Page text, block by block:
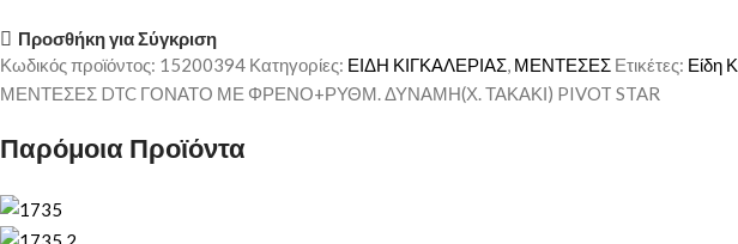
Προσθήκη για Σύγκριση
Κωδικός προϊόντος: 15200394 Κατηγορίες: ΕΙΔΗ ΚΙΓΚΑΛΕΡΙΑΣ, ΜΕΝΤΕΣΕΣ Ετικέτες: Είδη
ΜΕΝΤΕΣΕΣ DTC ΓΟΝΑΤΟ ΜΕ ΦΡΕΝΟ+ΡΥΘΜ. ΔΥΝΑΜΗ(Χ. ΤΑΚΑΚΙ) PIVOT STAR
Παρόμοια Προϊόντα